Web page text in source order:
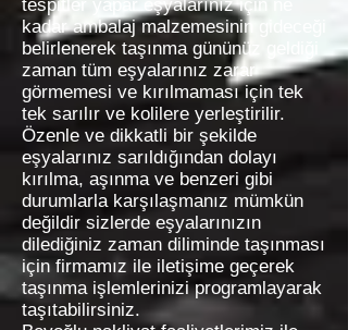
tespitler yapar eşyalarınız için ne
kadar ambalaj malzemesinin gideceği
belirlenerek taşınma gününüz geldiği
zaman tüm eşyalarınız zarar
görmemesi ve kırılmaması için tek
tek sarılır ve kolilere yerleştirilir.
Özenle ve dikkatli bir şekilde
eşyalarınız sarıldığından dolayı
kırılma, aşınma ve benzeri gibi
durumlarla karşılaşmanız mümkün
değildir sizlerde eşyalarınızın
dilediğiniz zaman diliminde taşınması
için firmamız ile iletişime geçerek
taşınma işlemlerinizi programlayarak
taşıtabilirsiniz.